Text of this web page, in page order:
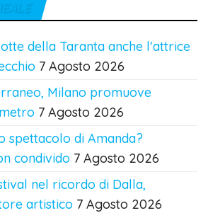
della Taranta anche l'attrice
7 Agosto 2026
Milano promuove
7 Agosto 2026
spettacolo di Amanda?
condivido 7 Agosto 2026
nel ricordo di Dalla,
artistico 7 Agosto 2026